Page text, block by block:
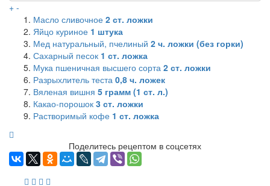
+ -
Масло сливочное 2 ст. ложки
Яйцо куриное 1 штука
Мед натуральный, пчелиный 2 ч. ложки (без горки)
Сахарный песок 1 ст. ложка
Мука пшеничная высшего сорта 2 ст. ложки
Разрыхлитель теста 0,8 ч. ложек
Вяленая вишня 5 грамм (1 ст. л.)
Какао-порошок 3 ст. ложки
Растворимый кофе 1 ст. ложка
Поделитесь рецептом в соцсетях